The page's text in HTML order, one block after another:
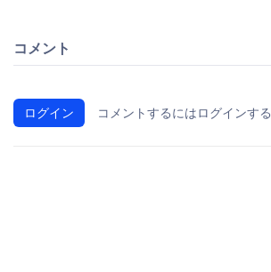
コメント
ログイン コメントするにはログインす